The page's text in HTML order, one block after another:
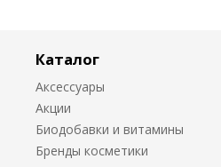
Каталог
Аксессуары
Акции
Биодобавки и витамины
Бренды косметики